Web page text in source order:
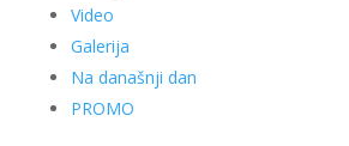
Video
Galerija
Na današnji dan
PROMO